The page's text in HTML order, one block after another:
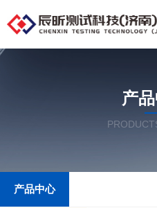
产
产品中心